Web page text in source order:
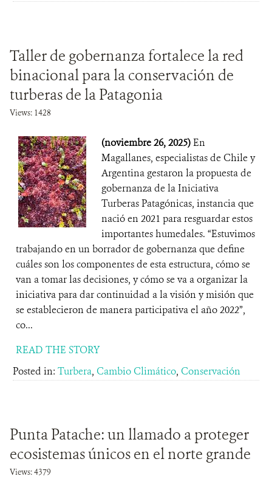
Taller de gobernanza fortalece la red
binacional para la conservación de
turberas de la Patagonia
Views: 1428
(noviembre 26, 2025)En
Magallanes, especialistas de Chile y
Argentina gestaron la propuesta de
gobernanza de la Iniciativa
Turberas Patagónicas, instancia que
nació en 2021 para resguardar estos
importantes humedales. “Estuvimos
trabajando en un borrador de gobernanza que define
cuáles son los componentes de esta estructura, cómo se
van a tomar las decisiones, y cómo se va a organizar la
iniciativa para dar continuidad a la visión y misión que
se establecieron de manera participativa el año 2022”,
co...
READ THE STORY
Posted in: Turbera, Cambio Climático, Conservación
Punta Patache: un llamado a proteger
ecosistemas únicos en el norte grande
Views: 4379